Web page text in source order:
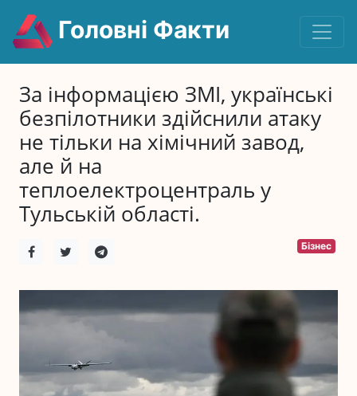
Головні Факти
За інформацією ЗМІ, українські
безпілотники здійснили атаку
не тільки на хімічний завод,
але й на
теплоелектроцентраль у
Тульській області.
Бізнес